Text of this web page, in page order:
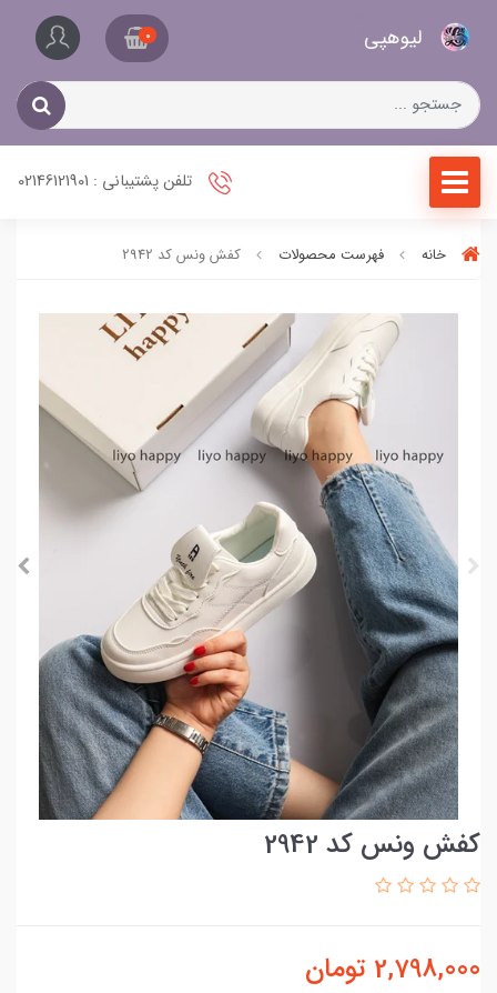
لیو‌هپی 0
تلفن پشتیبانی : 02146121901
خانه فهرست محصولات کفش ونس کد 2942
کفش ونس کد 2942
2,798,000 تومان